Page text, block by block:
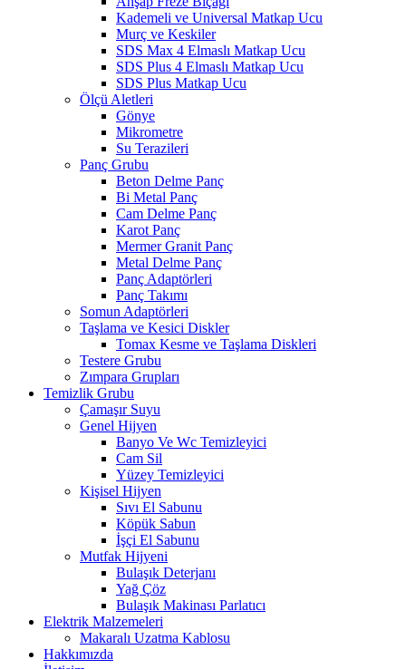
Kademeli ve Universal Matkap Ucu
Murç ve Keskiler
SDS Max 4 Elmaslı Matkap Ucu
SDS Plus 4 Elmaslı Matkap Ucu
SDS Plus Matkap Ucu
Ölçü Aletleri
Gönye
Mikrometre
Su Terazileri
Panç Grubu
Beton Delme Panç
Bi Metal Panç
Cam Delme Panç
Karot Panç
Mermer Granit Panç
Metal Delme Panç
Panç Adaptörleri
Panç Takımı
Somun Adaptörleri
Taşlama ve Kesici Diskler
Tomax Kesme ve Taşlama Diskleri
Testere Grubu
Zımpara Grupları
Temizlik Grubu
Çamaşır Suyu
Genel Hijyen
Banyo Ve Wc Temizleyici
Cam Sil
Yüzey Temizleyici
Kişisel Hijyen
Sıvı El Sabunu
Köpük Sabun
İşçi El Sabunu
Mutfak Hijyeni
Bulaşık Deterjanı
Yağ Çöz
Bulaşık Makinası Parlatıcı
Elektrik Malzemeleri
Makaralı Uzatma Kablosu
Hakkımızda